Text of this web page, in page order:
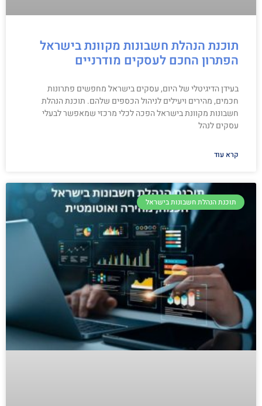
תוכנת הנהלת חשבונות מקוונת בישראל
הפתרון החכם לעסקים מודרניים
בעידן הדיגיטלי של היום, עסקים בישראל מחפשים פתרונות
חכמים, מהירים ויעילים לניהול הכספים שלהם. תוכנת הנהלת
חשבונות מקוונת בישראל הפכה לכלי מרכזי שמאפשר לבעלי
עסקים לנהל
קרא עוד
תוכנת הנהלת חשבונות בישראל